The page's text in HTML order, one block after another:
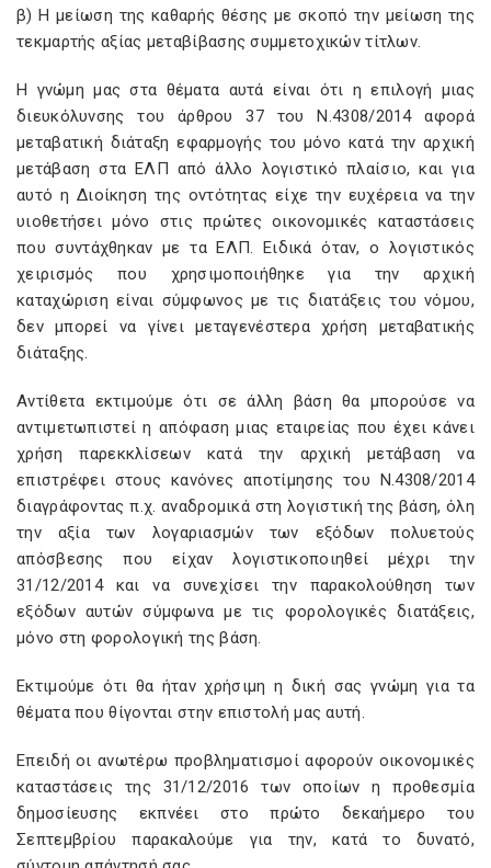
β) Η μείωση της καθαρής θέσης με σκοπό την μείωση της
τεκμαρτής αξίας μεταβίβασης συμμετοχικών τίτλων.
Η γνώμη μας στα θέματα αυτά είναι ότι η επιλογή μιας
διευκόλυνσης του άρθρου 37 του Ν.4308/2014 αφορά
μεταβατική διάταξη εφαρμογής του μόνο κατά την αρχική
μετάβαση στα ΕΛΠ από άλλο λογιστικό πλαίσιο, και για
αυτό η Διοίκηση της οντότητας είχε την ευχέρεια να την
υιοθετήσει μόνο στις πρώτες οικονομικές καταστάσεις
που συντάχθηκαν με τα ΕΛΠ. Ειδικά όταν, ο λογιστικός
χειρισμός που χρησιμοποιήθηκε για την αρχική
καταχώριση είναι σύμφωνος με τις διατάξεις του νόμου,
δεν μπορεί να γίνει μεταγενέστερα χρήση μεταβατικής
διάταξης.
Αντίθετα εκτιμούμε ότι σε άλλη βάση θα μπορούσε να
αντιμετωπιστεί η απόφαση μιας εταιρείας που έχει κάνει
χρήση παρεκκλίσεων κατά την αρχική μετάβαση να
επιστρέφει στους κανόνες αποτίμησης του Ν.4308/2014
διαγράφοντας π.χ. αναδρομικά στη λογιστική της βάση, όλη
την αξία των λογαριασμών των εξόδων πολυετούς
απόσβεσης που είχαν λογιστικοποιηθεί μέχρι την
31/12/2014 και να συνεχίσει την παρακολούθηση των
εξόδων αυτών σύμφωνα με τις φορολογικές διατάξεις,
μόνο στη φορολογική της βάση.
Εκτιμούμε ότι θα ήταν χρήσιμη η δική σας γνώμη για τα
θέματα που θίγονται στην επιστολή μας αυτή.
Επειδή οι ανωτέρω προβληματισμοί αφορούν οικονομικές
καταστάσεις της 31/12/2016 των οποίων η προθεσμία
δημοσίευσης εκπνέει στο πρώτο δεκαήμερο του
Σεπτεμβρίου παρακαλούμε για την, κατά το δυνατό,